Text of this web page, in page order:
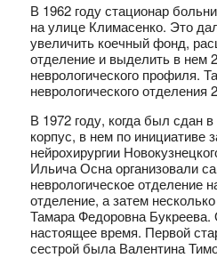
В 1962 году стационар
на улице Климасенко. Это
увеличить коечный фонд,
отделение и выделить в нем
неврологического профиля.
неврологического
В 1972 году, когда был сдан
корпус, в нем по инициативе
нейрохирургии
Ильича Осна организовали
неврологическое отделение
отделение, а затем
Тамара Федоровна Букреева.
настоящее время. Первой
сестрой была Валентина
КОНТАКТЫ